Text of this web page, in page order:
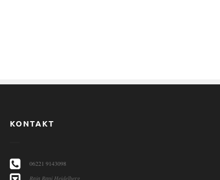
KONTAKT
06221 9143098
Raja Rani Heidelberg